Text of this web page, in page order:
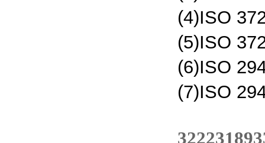
(4)ISO
(5)ISO
(6)ISO
(7)ISO